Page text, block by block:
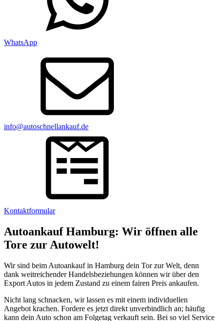
WhatsApp
info@autoschnellankauf.de
Kontaktformular
Autoankauf Hamburg: Wir öffnen alle
Tore zur Autowelt!
Wir sind beim Autoankauf in Hamburg dein Tor zur Welt, denn
dank weitreichender Handelsbeziehungen können wir über den
Export Autos in jedem Zustand zu einem fairen Preis ankaufen.
Nicht lang schnacken, wir lassen es mit einem individuellen
Angebot krachen. Fordere es jetzt direkt unverbindlich an; häufig
kann dein Auto schon am Folgetag verkauft sein. Bei so viel Service